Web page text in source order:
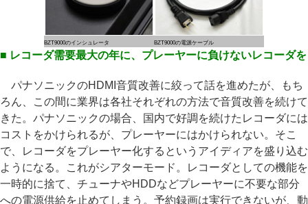
BZT9000のインシュレータ BZT9000の電源ケーブル
■ レコーダ需要最大の年に、プレーヤーに負けないレコーダを
パナソニックのHDMI音質改善に絞って話を進めたが、もち
ろん、この間に業界は各社それぞれの方法で音質改善を続けて
きた。パナソニックの場合、国内で好調を続けたレコーダには
コストをかけられるが、プレーヤーにはかけられない。そこ
で、レコーダをプレーヤー化するというアイディアを盛り込む
ようになる。これがシアターモード。レコーダとしての機能を
一時的に捨て、チューナやHDDなどプレーヤーに不要な部分
への電源供給を止めてしまう。予約録画は実行できないが、動